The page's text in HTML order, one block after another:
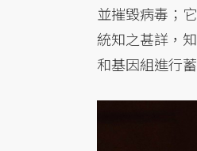
並摧毀病毒；
統知之甚詳，
和基因組進行